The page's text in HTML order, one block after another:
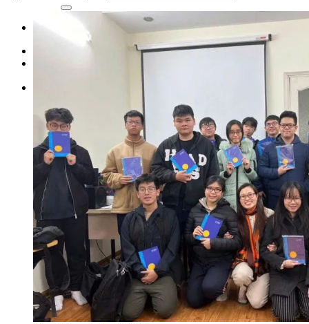
Chưa có khóa học yêu thích.